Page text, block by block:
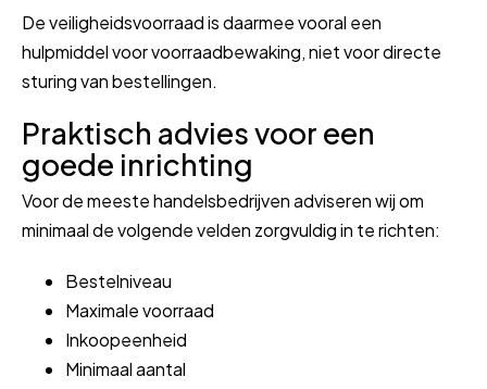
De veiligheidsvoorraad is daarmee vooral een
hulpmiddel voor voorraadbewaking, niet voor directe
sturing van bestellingen.
Praktisch advies voor een
goede inrichting
Voor de meeste handelsbedrijven adviseren wij om
minimaal de volgende velden zorgvuldig in te richten:
Bestelniveau
Maximale voorraad
Inkoopeenheid
Minimaal aantal